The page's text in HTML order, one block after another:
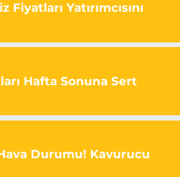
Yatırımcısını
Hafta Sonuna Sert
Durumu! Kavurucu